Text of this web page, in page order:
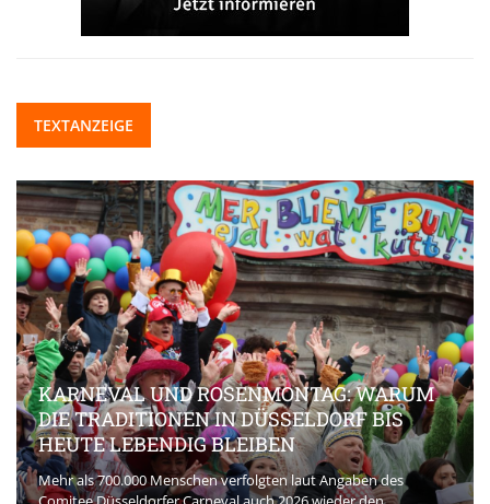
TEXTANZEIGE
KARNEVAL UND ROSENMONTAG: WARUM
DIE TRADITIONEN IN DÜSSELDORF BIS
HEUTE LEBENDIG BLEIBEN
Mehr als 700.000 Menschen verfolgten laut Angaben des